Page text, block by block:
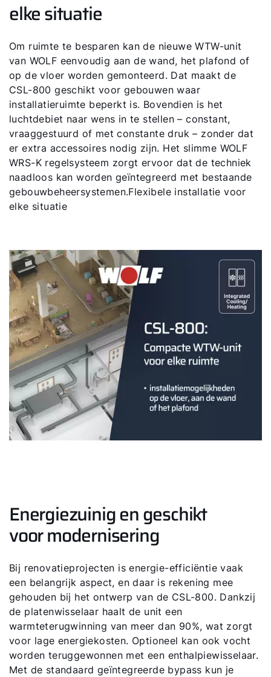
elke situatie
Om ruimte te besparen kan de nieuwe WTW-unit
van WOLF eenvoudig aan de wand, het plafond of
op de vloer worden gemonteerd. Dat maakt de
CSL-800 geschikt voor gebouwen waar
installatieruimte beperkt is. Bovendien is het
luchtdebiet naar wens in te stellen – constant,
vraaggestuurd of met constante druk – zonder dat
er extra accessoires nodig zijn. Het slimme WOLF
WRS-K regelsysteem zorgt ervoor dat de techniek
naadloos kan worden geïntegreerd met bestaande
gebouwbeheersystemen.Flexibele installatie voor
elke situatie
Energiezuinig en geschikt
voor modernisering
Bij renovatieprojecten is energie-efficiëntie vaak
een belangrijk aspect, en daar is rekening mee
gehouden bij het ontwerp van de CSL-800. Dankzij
de platenwisselaar haalt de unit een
warmteterugwinning van meer dan 90%, wat zorgt
voor lage energiekosten. Optioneel kan ook vocht
worden teruggewonnen met een enthalpiewisselaar.
Met de standaard geïntegreerde bypass kun je